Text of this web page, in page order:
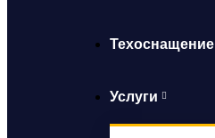
Техоснащение
Услуги